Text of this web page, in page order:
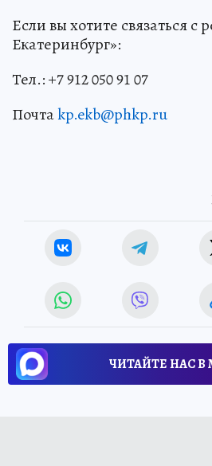
Если вы хотите связаться
Екатеринбург»:
Тел.: +7 912 050 91 07
Почтаkp.ekb@phkp.ru
ЧИТАЙТЕ НАС В